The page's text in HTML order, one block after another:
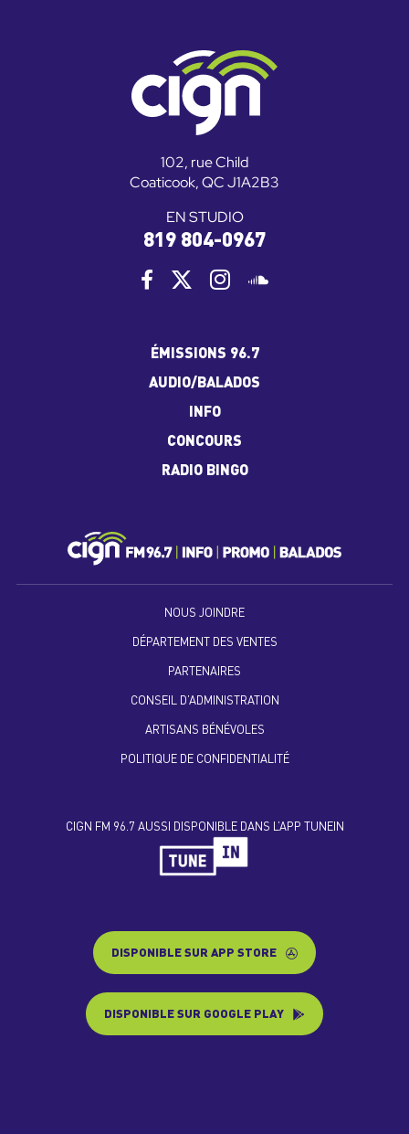
102, rue Child
Coaticook, QC J1A2B3
EN STUDIO
819 804-0967
ÉMISSIONS 96.7
AUDIO/BALADOS
INFO
CONCOURS
RADIO BINGO
NOUS JOINDRE
DÉPARTEMENT DES VENTES
PARTENAIRES
CONSEIL D’ADMINISTRATION
ARTISANS BÉNÉVOLES
POLITIQUE DE CONFIDENTIALITÉ
CIGN FM 96.7 AUSSI DISPONIBLE DANS L’APP TUNEIN
DISPONIBLE SUR APP STORE
DISPONIBLE SUR GOOGLE PLAY